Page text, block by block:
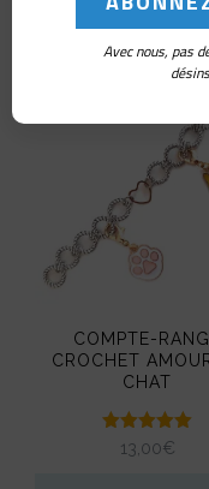
être
COMPTE-
CROCHET
CHAT
Note
5.00
13,00€
Avec nous, pas